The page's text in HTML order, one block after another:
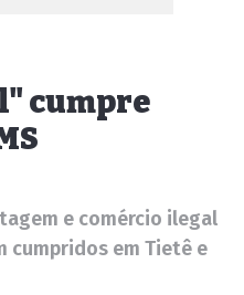
cumpre
e comércio ilegal
cumpridos em Tietê e